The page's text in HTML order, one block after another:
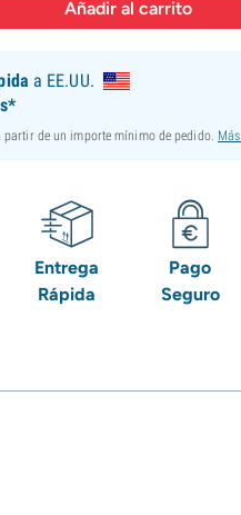
a EE.UU.
de un importe mínimo de pedido.
Entrega
Rápida
Pago
Seguro